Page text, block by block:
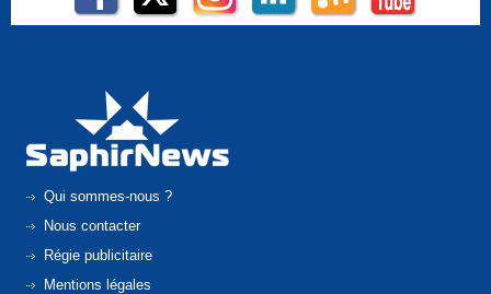
Qui sommes-nous ?
Nous contacter
Régie publicitaire
Mentions légales